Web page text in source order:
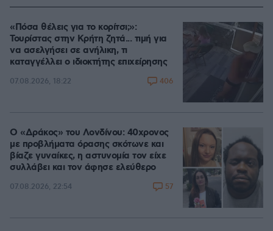
«Πόσα θέλεις για το κορίτσι;»:
Τουρίστας στην Κρήτη ζητά... τιμή για
να ασελγήσει σε ανήλικη, τι
καταγγέλλει ο ιδιοκτήτης επιχείρησης
07.08.2026, 18:22 406
Ο «Δράκος» του Λονδίνου: 40χρονος
με προβλήματα όρασης σκότωνε και
βίαζε γυναίκες, η αστυνομία τον είχε
συλλάβει και τον άφησε ελεύθερο
07.08.2026, 22:54 57